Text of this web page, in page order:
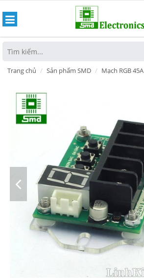
Trang chủ Sản phẩm SMD Mạch RGB 45A